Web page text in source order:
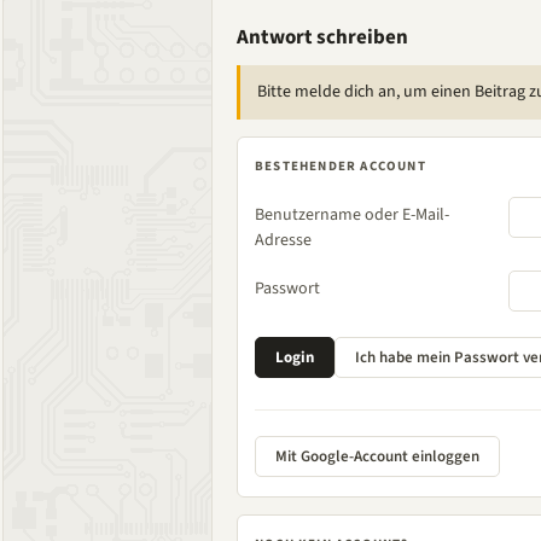
Antwort schreiben
Bitte melde dich an, um einen Beitrag
BESTEHENDER ACCOUNT
Benutzername oder E-Mail-
Adresse
Passwort
Mit Google-Account einloggen